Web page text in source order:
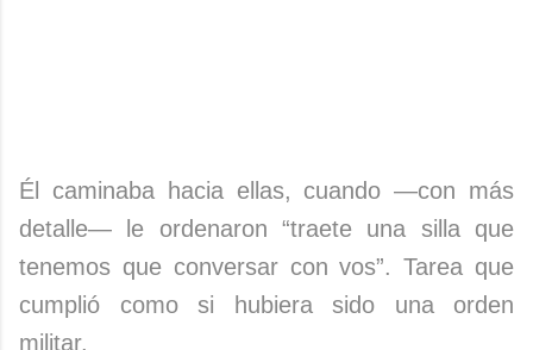
Él caminaba hacia ellas, cuando —con más
detalle— le ordenaron “traete una silla que
tenemos que conversar con vos”. Tarea que
cumplió como si hubiera sido una orden
militar.